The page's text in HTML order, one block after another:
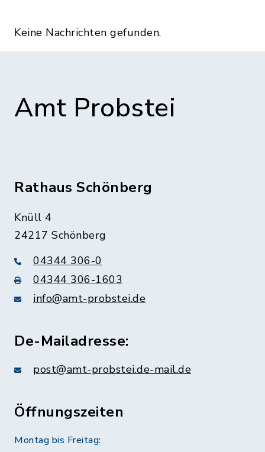
Keine Nachrichten gefunden.
Amt Probstei
Rathaus Schönberg
Knüll 4
24217 Schönberg
04344 306-0
04344 306-1603
info@amt-probstei.de
De-Mailadresse:
post@amt-probstei.de-mail.de
Öffnungszeiten
Montag bis Freitag: